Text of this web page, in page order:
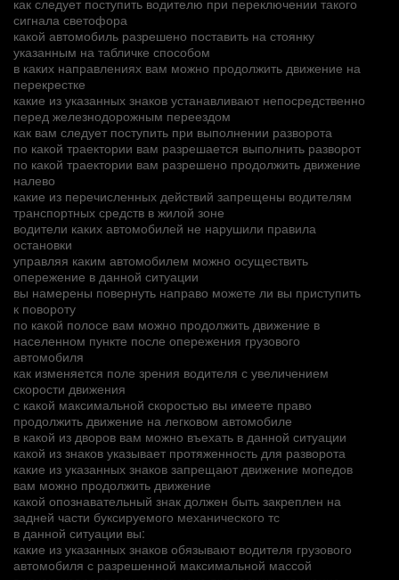
как следует поступить водителю при переключении такого
сигнала светофора
какой автомобиль разрешено поставить на стоянку
указанным на табличке способом
в каких направлениях вам можно продолжить движение на
перекрестке
какие из указанных знаков устанавливают непосредственно
перед железнодорожным переездом
как вам следует поступить при выполнении разворота
по какой траектории вам разрешается выполнить разворот
по какой траектории вам разрешено продолжить движение
налево
какие из перечисленных действий запрещены водителям
транспортных средств в жилой зоне
водители каких автомобилей не нарушили правила
остановки
управляя каким автомобилем можно осуществить
опережение в данной ситуации
вы намерены повернуть направо можете ли вы приступить
к повороту
по какой полосе вам можно продолжить движение в
населенном пункте после опережения грузового
автомобиля
как изменяется поле зрения водителя с увеличением
скорости движения
с какой максимальной скоростью вы имеете право
продолжить движение на легковом автомобиле
в какой из дворов вам можно въехать в данной ситуации
какой из знаков указывает протяженность для разворота
какие из указанных знаков запрещают движение мопедов
вам можно продолжить движение
какой опознавательный знак должен быть закреплен на
задней части буксируемого механического тс
в данной ситуации вы:
какие из указанных знаков обязывают водителя грузового
автомобиля с разрешенной максимальной массой